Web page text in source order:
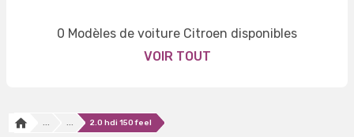
0 Modèles de voiture Citroen disponibles
VOIR TOUT
... ... 2.0 hdi 150 feel